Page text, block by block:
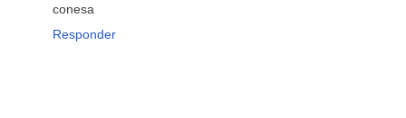
conesa
Responder